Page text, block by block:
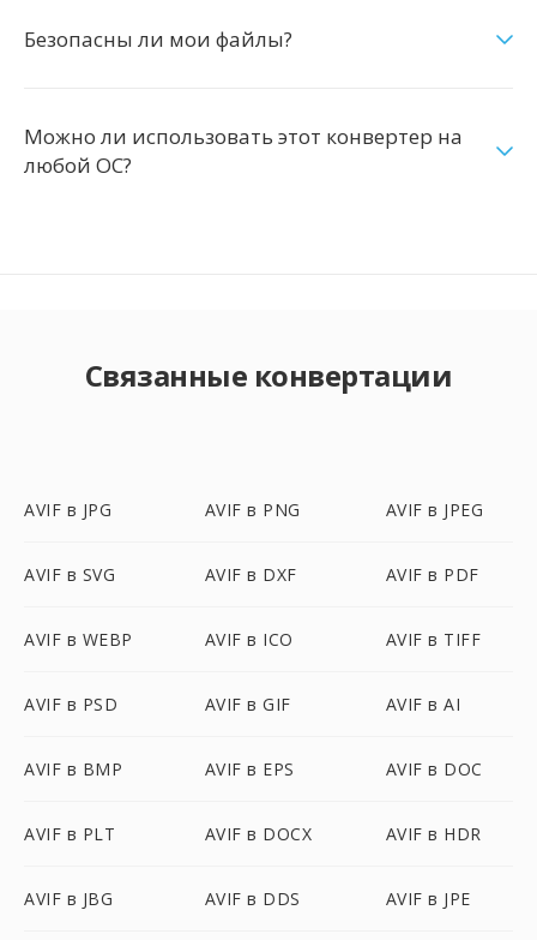
Безопасны ли мои файлы?
Можно ли использовать этот конвертер на
любой ОС?
Связанные конвертации
AVIF в JPG AVIF в PNG AVIF в JPEG
AVIF в SVG AVIF в DXF AVIF в PDF
AVIF в WEBP AVIF в ICO AVIF в TIFF
AVIF в PSD AVIF в GIF AVIF в AI
AVIF в BMP AVIF в EPS AVIF в DOC
AVIF в PLT AVIF в DOCX AVIF в HDR
AVIF в JBG AVIF в DDS AVIF в JPE